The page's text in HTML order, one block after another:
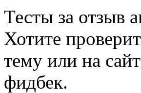
Тесты за отзыв
Хотите
тему или на
фидбек.